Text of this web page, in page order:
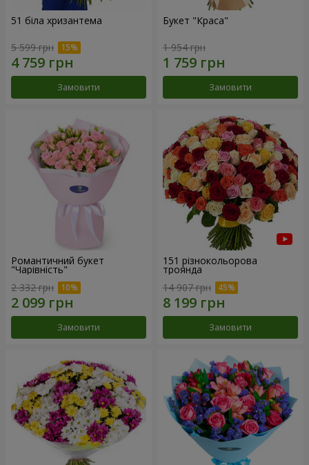
51 біла хризантема
5 599 грн
Замовити
Букет "Краса"
1 954 грн
Замовити
Романтичний букет
"Чарівність"
2 332 грн
Замовити
151 різнокольорова
троянда
14 907 грн
Замовити